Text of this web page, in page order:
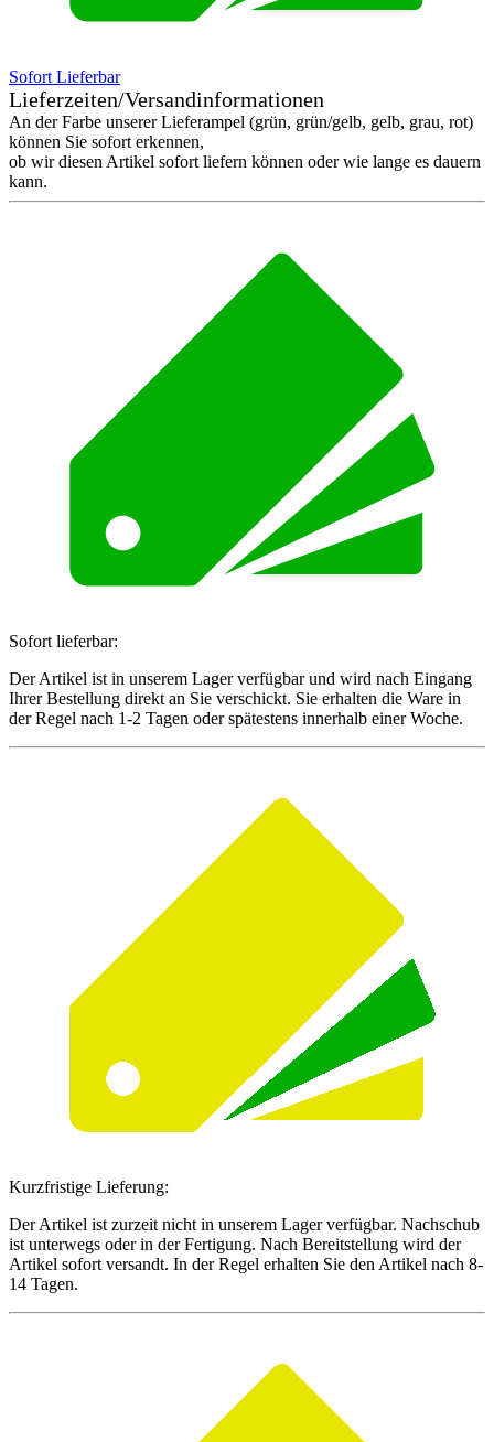
Sofort Lieferbar
Lieferzeiten/Versandinformationen
An der Farbe unserer Lieferampel (grün, grün/gelb, gelb, grau, rot)
können Sie sofort erkennen,
ob wir diesen Artikel sofort liefern können oder wie lange es dauern
kann.
Sofort lieferbar:
Der Artikel ist in unserem Lager verfügbar und wird nach Eingang
Ihrer Bestellung direkt an Sie verschickt. Sie erhalten die Ware in
der Regel nach 1-2 Tagen oder spätestens innerhalb einer Woche.
Kurzfristige Lieferung:
Der Artikel ist zurzeit nicht in unserem Lager verfügbar. Nachschub
ist unterwegs oder in der Fertigung. Nach Bereitstellung wird der
Artikel sofort versandt. In der Regel erhalten Sie den Artikel nach 8-
14 Tagen.